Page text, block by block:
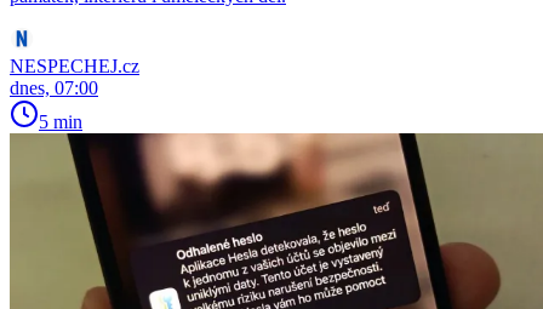
NESPECHEJ.cz
dnes, 07:00
5 min